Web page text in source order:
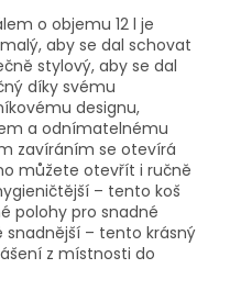
o objemu 12 l je
aby se dal schovat
stylový, aby se dal
díky svému
designu,
a odnímatelnému
zavíráním se otevírá
můžete otevřít i ručně
– tento koš
polohy pro snadné
snadnější – tento krásný
z místnosti do